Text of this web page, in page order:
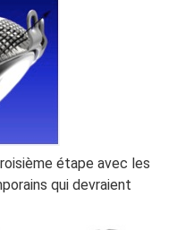
étape avec les
qui devraient